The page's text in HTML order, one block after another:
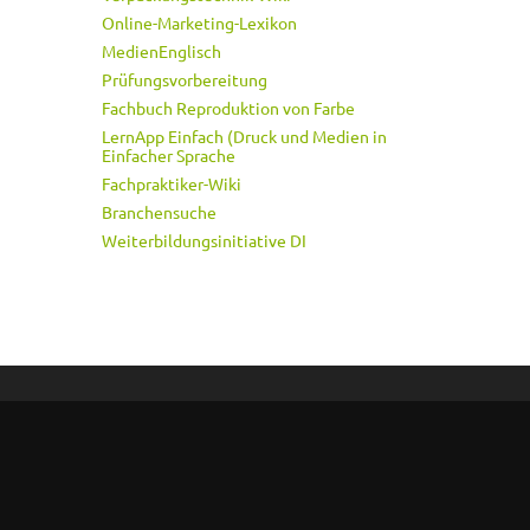
Online-Marketing-Lexikon
MedienEnglisch
Prüfungsvorbereitung
Fachbuch Reproduktion von Farbe
LernApp Einfach (Druck und Medien in
Einfacher Sprache
Fachpraktiker-Wiki
Branchensuche
Weiterbildungsinitiative DI